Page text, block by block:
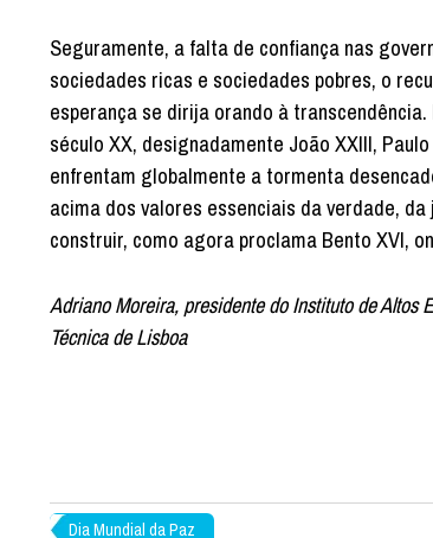
Seguramente, a falta de confiança nas
sociedades ricas e sociedades pobres, o
esperança se dirija orando à
século XX, designadamente João XXIII,
enfrentam globalmente a tormenta
acima dos valores essenciais da verdade,
construir, como agora proclama Bento XVI,
Adriano Moreira, presidente do Instituto de Altos
Técnica de Lisboa
Dia Mundial da Paz